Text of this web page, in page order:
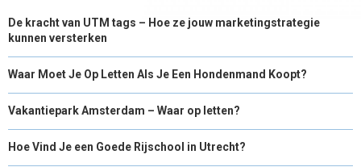
De kracht van UTM tags – Hoe ze jouw marketingstrategie
kunnen versterken
Waar Moet Je Op Letten Als Je Een Hondenmand Koopt?
Vakantiepark Amsterdam – Waar op letten?
Hoe Vind Je een Goede Rijschool in Utrecht?